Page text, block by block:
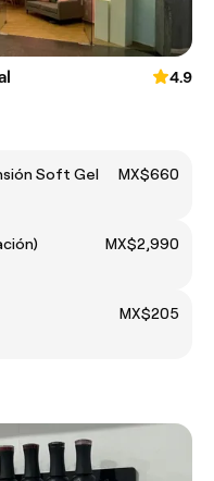
4.9
Soft Gel
MX$660
MX$2,990
MX$205